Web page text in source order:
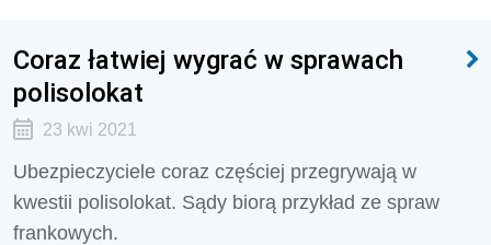
Coraz łatwiej wygrać w sprawach
polisolokat
23 kwi 2021
Ubezpieczyciele coraz częściej przegrywają w
kwestii polisolokat. Sądy biorą przykład ze spraw
frankowych.